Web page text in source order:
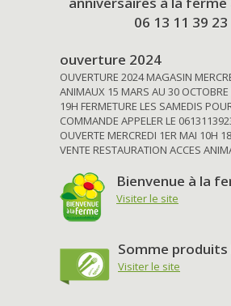
06 13 11 39 23
ouverture 2024
OUVERTURE 2024 MAGASIN
ANIMAUX 15 MARS AU 30 OCTOBRE
19H FERMETURE LES SAMEDIS
COMMANDE APPELER LE
OUVERTE MERCREDI 1ER MAI 10H
VENTE RESTAURATION ACCES
Bienvenue à la
Visiter le site
Somme produits
Visiter le site